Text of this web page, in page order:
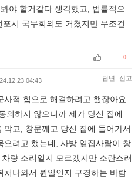
야 할거같다 생각했고, 법률적으
시 국무회의도 거쳤지만 무조건
0
04:43 답변 신고
사적 힘으로 해결하려고 했잖아요.
의하지 않으니까 제가 당신 집에
막고, 창문깨고 당신 집에 들어가서
으려고 했는데, 사방 옆집사람이 창
량 소리일지 모르겠지만 소란스러
처나와서 뭔일인지 구경하는 바람